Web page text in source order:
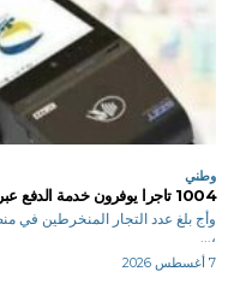
وطني
1004 تاجرا يوفرون خدمة الدفع عبر الإنترنت
،...
7 أغسطس 2026